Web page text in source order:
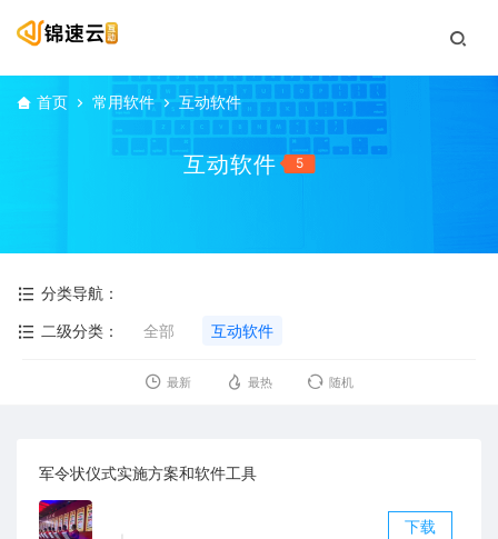
首页 常用软件 互动软件
互动软件 5
分类导航：
二级分类：
全部 互动软件
最新 最热 随机
军令状仪式实施方案和软件工具
下载